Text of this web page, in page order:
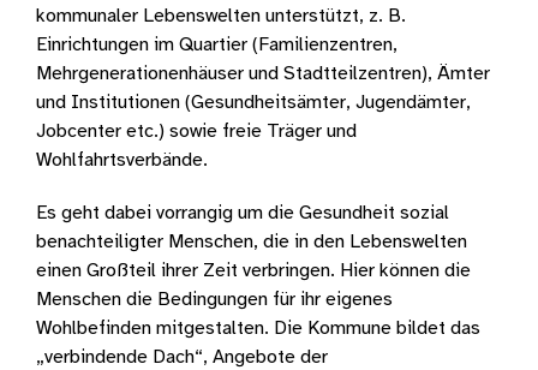
kommunaler Lebenswelten unterstützt, z. B.
Einrichtungen im Quartier (Familienzentren,
Mehrgenerationenhäuser und Stadtteilzentren), Ämter
und Institutionen (Gesundheitsämter, Jugendämter,
Jobcenter etc.) sowie freie Träger und
Wohlfahrtsverbände.
Es geht dabei vorrangig um die Gesundheit sozial
benachteiligter Menschen, die in den Lebenswelten
einen Großteil ihrer Zeit verbringen. Hier können die
Menschen die Bedingungen für ihr eigenes
Wohlbefinden mitgestalten. Die Kommune bildet das
„verbindende Dach“, Angebote der